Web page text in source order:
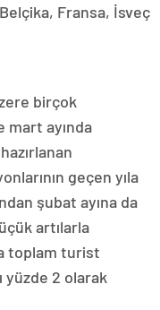
Fransa, İsveç
birçok
mart ayında
geçen yıla
şubat ayına da
artılarla
toplam turist
yüzde 2 olarak